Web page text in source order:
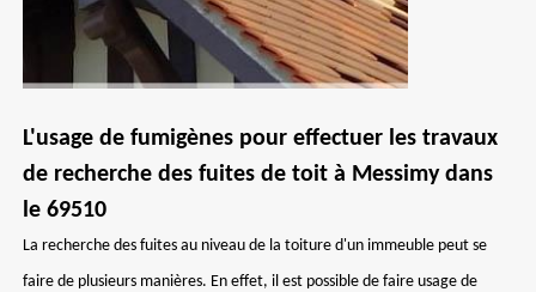
L'usage de fumigènes pour effectuer les travaux
de recherche des fuites de toit à Messimy dans
le 69510
La recherche des fuites au niveau de la toiture d'un immeuble peut se
faire de plusieurs manières. En effet, il est possible de faire usage de